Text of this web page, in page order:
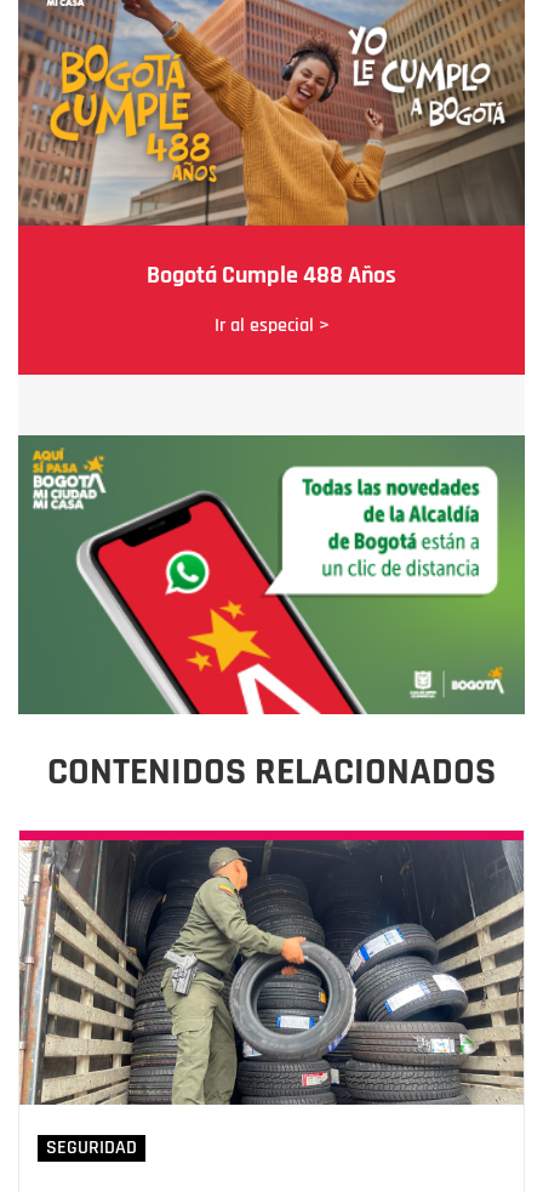
Bogotá Cumple 488 Años
Ir al especial >
CONTENIDOS RELACIONADOS
SEGURIDAD